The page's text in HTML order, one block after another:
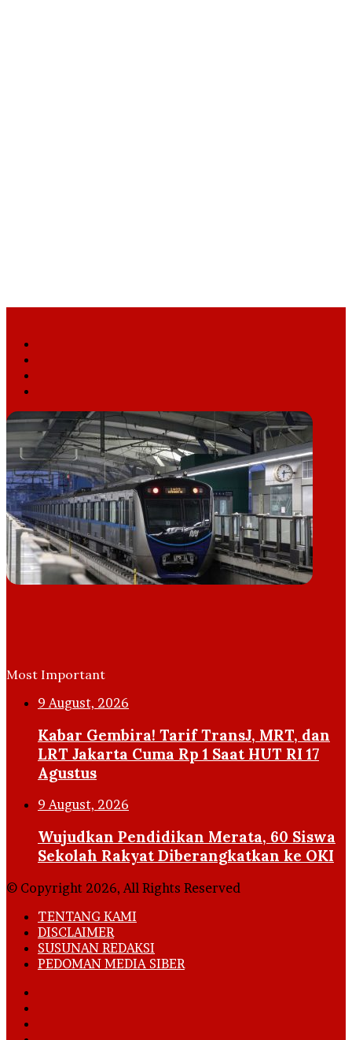
Most Important
9 August, 2026
Kabar Gembira! Tarif TransJ, MRT, dan
LRT Jakarta Cuma Rp 1 Saat HUT RI 17
Agustus
9 August, 2026
Wujudkan Pendidikan Merata, 60 Siswa
Sekolah Rakyat Diberangkatkan ke OKI
© Copyright 2026, All Rights Reserved
TENTANG KAMI
DISCLAIMER
SUSUNAN REDAKSI
PEDOMAN MEDIA SIBER